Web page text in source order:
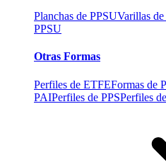
Planchas de PPSUVarillas
PPSU
Otras Formas
Perfiles de ETFEFormas de
PAIPerfiles de PPSPerfiles